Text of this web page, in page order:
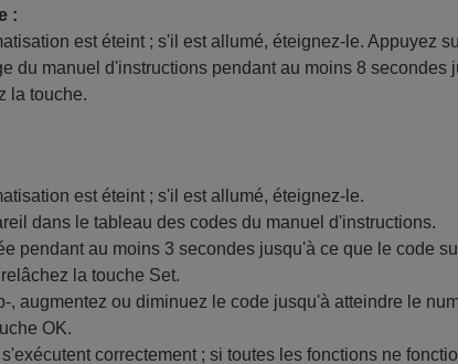
:
est éteint ; s'il est allumé, éteignez-le. Appuyez
du manuel d'instructions pendant au moins 8 secondes
la touche.
est éteint ; s'il est allumé, éteignez-le.
dans le tableau des codes du manuel d'instructions.
pendant au moins 3 secondes jusqu'à ce que le code
la touche Set.
, augmentez ou diminuez le code jusqu'à atteindre le
OK.
correctement ; si toutes les fonctions ne